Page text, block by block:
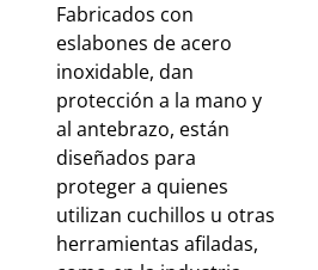
Fabricados con
eslabones de acero
inoxidable, dan
protección a la mano y
al antebrazo, están
diseñados para
proteger a quienes
utilizan cuchillos u otras
herramientas afiladas,